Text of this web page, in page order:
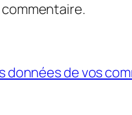
données de vos